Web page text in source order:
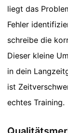
liegt das
Fehler
schreibe die
Dieser kleine
in dein
ist
echtes Training.